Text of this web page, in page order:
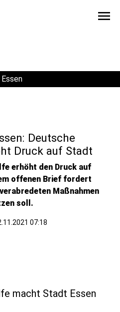
menu
Deutsche
Druck auf Stadt
erhöht den Druck auf
offenen Brief fordert
Maßnahmen
soll.
07:18
macht Stadt Essen